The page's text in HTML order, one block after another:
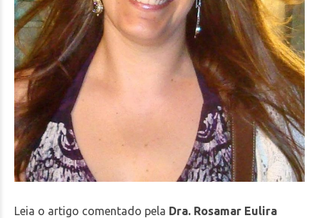
Leia o artigo comentado pela Dra. Rosamar Eulira